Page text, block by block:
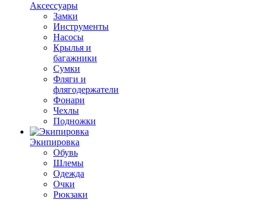
Аксессуары
Замки
Инструменты
Насосы
Крылья и
багажники
Сумки
Фляги и
флягодержатели
Фонари
Чехлы
Подножки
Экипировка
Обувь
Шлемы
Одежда
Очки
Рюкзаки